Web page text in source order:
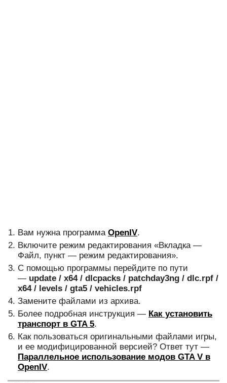
Вам нужна программа OpenIV.
Включите режим редактирования «Вкладка —
Файл, пункт — режим редактирования».
С помощью программы перейдите по пути
— update / x64 / dlcpacks / patchday3ng / dlc.rpf /
x64 / levels / gta5 / vehicles.rpf
Замените файлами из архива.
Более подробная инструкция — Как установить
транспорт в GTA 5.
Как пользоваться оригинальными файлами игры,
и ее модифицированной версией? Ответ тут —
Параллельное использование модов GTA V в
OpenIV.